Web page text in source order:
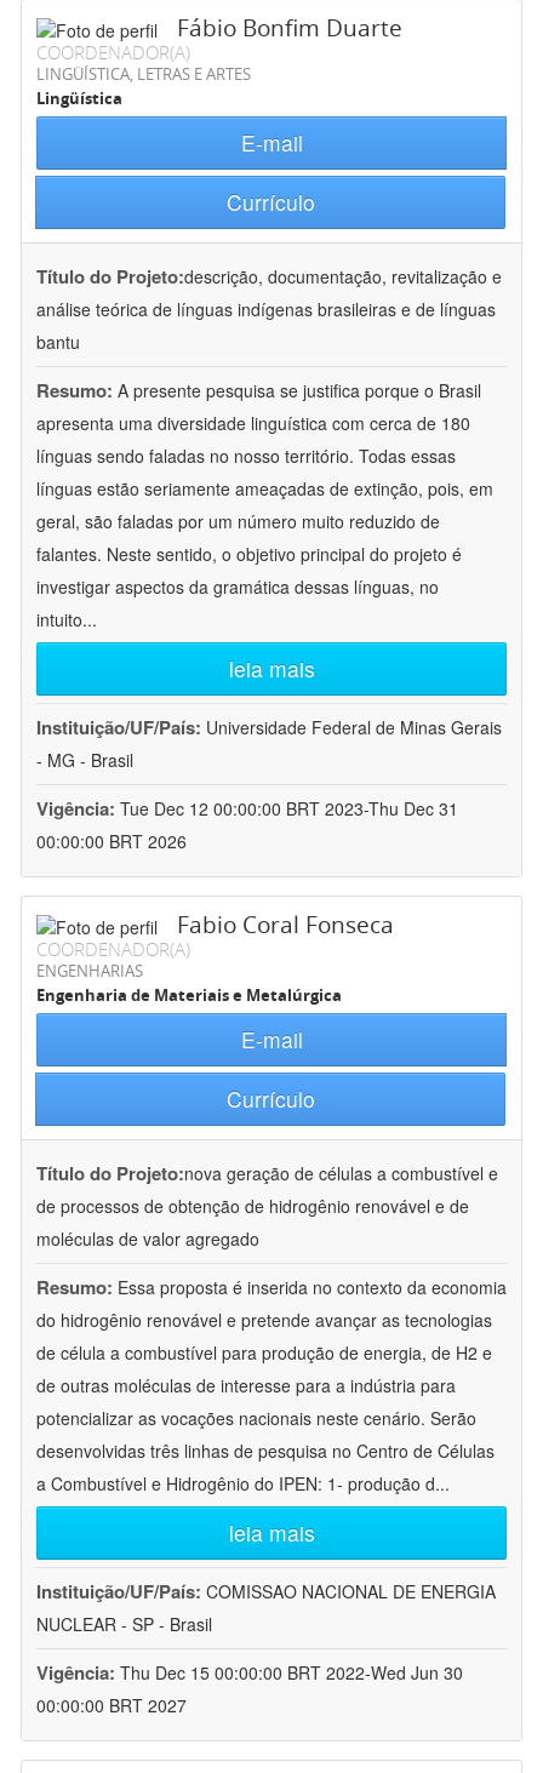
Fábio Bonfim Duarte
COORDENADOR(A)
LINGÜÍSTICA, LETRAS E ARTES
Lingüística
E-mail
Currículo
Título do Projeto:descrição, documentação, revitalização e
análise teórica de línguas indígenas brasileiras e de línguas
bantu
Resumo: A presente pesquisa se justifica porque o Brasil
apresenta uma diversidade linguística com cerca de 180
línguas sendo faladas no nosso território. Todas essas
línguas estão seriamente ameaçadas de extinção, pois, em
geral, são faladas por um número muito reduzido de
falantes. Neste sentido, o objetivo principal do projeto é
investigar aspectos da gramática dessas línguas, no
intuito...
leia mais
Instituição/UF/País: Universidade Federal de Minas Gerais
- MG - Brasil
Vigência: Tue Dec 12 00:00:00 BRT 2023-Thu Dec 31
00:00:00 BRT 2026
Fabio Coral Fonseca
COORDENADOR(A)
ENGENHARIAS
Engenharia de Materiais e Metalúrgica
E-mail
Currículo
Título do Projeto:nova geração de células a combustível e
de processos de obtenção de hidrogênio renovável e de
moléculas de valor agregado
Resumo: Essa proposta é inserida no contexto da economia
do hidrogênio renovável e pretende avançar as tecnologias
de célula a combustível para produção de energia, de H2 e
de outras moléculas de interesse para a indústria para
potencializar as vocações nacionais neste cenário. Serão
desenvolvidas três linhas de pesquisa no Centro de Células
a Combustível e Hidrogênio do IPEN: 1- produção d...
leia mais
Instituição/UF/País: COMISSAO NACIONAL DE ENERGIA
NUCLEAR - SP - Brasil
Vigência: Thu Dec 15 00:00:00 BRT 2022-Wed Jun 30
00:00:00 BRT 2027